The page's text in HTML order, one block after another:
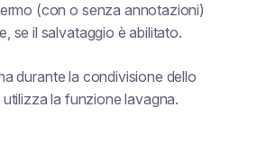
(con o senza annotazioni)
se il salvataggio è abilitato.
durante la condivisione dello
la funzione lavagna.